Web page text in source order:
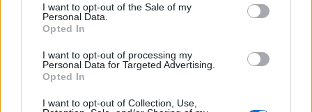
I want to opt-out of the Sale of my
Personal Data.
Opted In
I want to opt-out of processing my
Personal Data for Targeted Advertising.
Opted In
I want to opt-out of Collection, Use,
Nokon må sove dårleg om natta
Abonnement